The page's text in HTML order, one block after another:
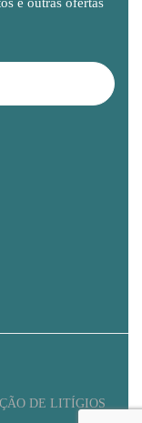
DE LITÍGIOS